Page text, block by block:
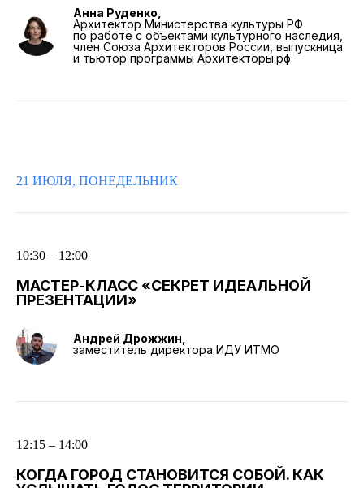
Анна Руденко,
Архитектор Министерства культуры РФ
по работе с объектами культурного наследия,
член Союза Архитекторов России, выпускница
и тьютор программы Архитекторы.рф
21 ИЮЛЯ, ПОНЕДЕЛЬНИК
10:30 – 12:00
МАСТЕР-КЛАСС «СЕКРЕТ ИДЕАЛЬНОЙ
ПРЕЗЕНТАЦИИ»
Андрей Дрожжин,
заместитель директора ИДУ ИТМО
12:15 – 14:00
КОГДА ГОРОД СТАНОВИТСЯ СОБОЙ. КАК